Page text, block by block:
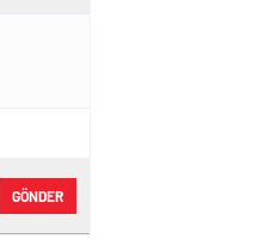
GÖNDER